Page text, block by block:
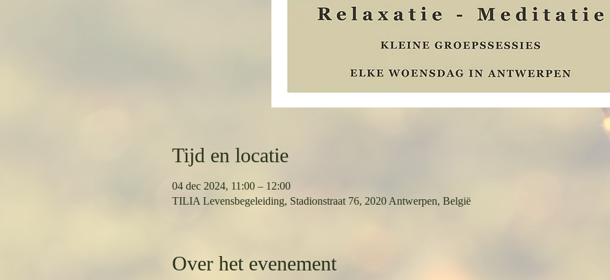
Tijd en locatie
04 dec 2024, 11:00 – 12:00
TILIA Levensbegeleiding, Stadionstraat 76, 2020 Antwerpen, België
Over het evenement